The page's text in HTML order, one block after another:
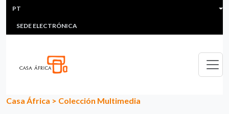
Passar para o conteúdo principal
HEADER MENU
MULTIMEDIA
SEDE ELECTRÓNICA
PT
Casa África > Colección Multimedia